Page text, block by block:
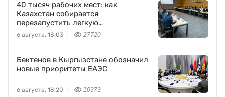
40 тысяч рабочих мест: как
Казахстан собирается
перезапустить легкую
промышленность
6 августа, 18:03 27720
Бектенов в Кыргызстане обозначил
новые приоритеты ЕАЭС
6 августа, 18:20 10373